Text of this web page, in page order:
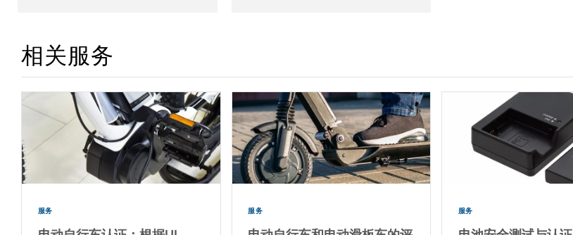
相关服务
服务 服务 服务